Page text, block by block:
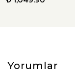
Yorumlar